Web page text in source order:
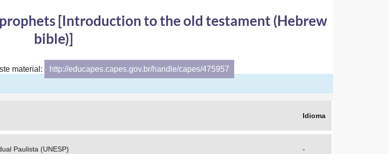
[Introduction to the old testament (Hebrew
bible)]
material: http://educapes.capes.gov.br/handle/capes/475957
Idioma
Paulista (UNESP) -